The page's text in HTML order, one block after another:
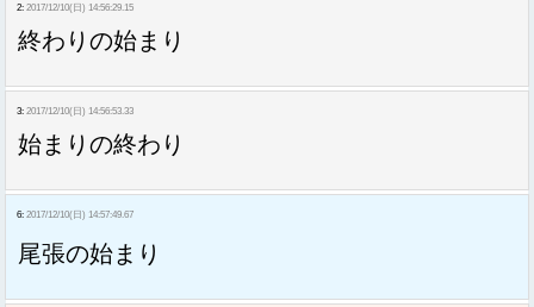
2: 2017/12/10(日) 14:56:29.15
終わりの始まり
3: 2017/12/10(日) 14:56:53.33
始まりの終わり
6: 2017/12/10(日) 14:57:49.67
尾張の始まり